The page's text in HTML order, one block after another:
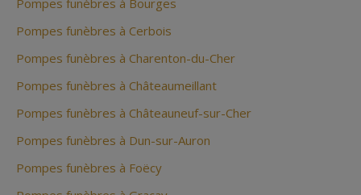
Pompes funèbres à Bourges
Pompes funèbres à Cerbois
Pompes funèbres à Charenton-du-Cher
Pompes funèbres à Châteaumeillant
Pompes funèbres à Châteauneuf-sur-Cher
Pompes funèbres à Dun-sur-Auron
Pompes funèbres à Foëcy